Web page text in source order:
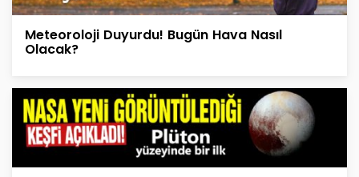
Meteoroloji Duyurdu! Bugün Hava Nasıl
Olacak?